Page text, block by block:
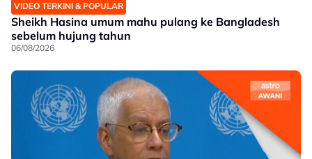
VIDEO TERKINI & POPULAR
Sheikh Hasina umum mahu pulang ke Bangladesh
sebelum hujung tahun
06/08/2026